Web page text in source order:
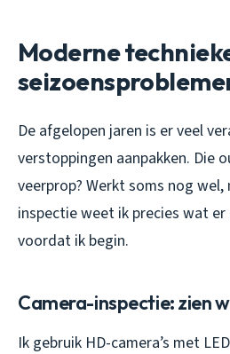
Moderne
De afgelopen jaren is er veel
verstoppingen aanpakken. Die
veerprop? Werkt soms nog
inspectie weet ik precies wat er
voordat ik begin.
Camera-inspectie: zien
Ik gebruik HD-camera’s met